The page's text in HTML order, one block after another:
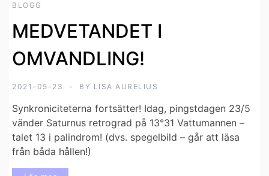
BLOGG
MEDVETANDET I
OMVANDLING!
2021-05-23 BY LISA AURELIUS
Synkroniciteterna fortsätter! Idag, pingstdagen 23/5
vänder Saturnus retrograd på 13°31 Vattumannen –
talet 13 i palindrom! (dvs. spegelbild – går att läsa
från båda hållen!)